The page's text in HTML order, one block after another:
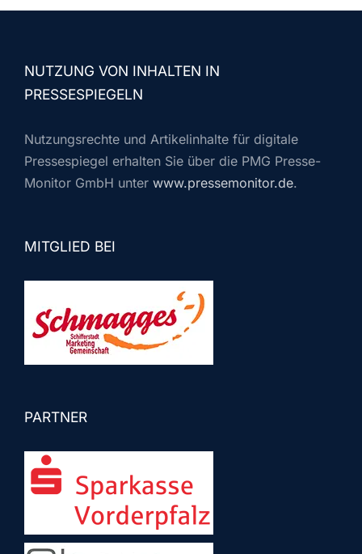
NUTZUNG VON INHALTEN IN
PRESSESPIEGELN
Nutzungsrechte und Artikelinhalte für digitale
Pressespiegel erhalten Sie über die PMG Presse-
Monitor GmbH unter www.pressemonitor.de.
MITGLIED BEI
PARTNER